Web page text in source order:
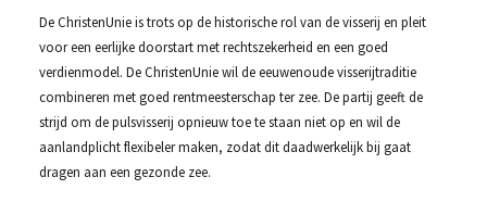
De ChristenUnie is trots op de historische rol van de visserij en pleit
voor een eerlijke doorstart met rechtszekerheid en een goed
verdienmodel. De ChristenUnie wil de eeuwenoude visserijtraditie
combineren met goed rentmeesterschap ter zee. De partij geeft de
strijd om de pulsvisserij opnieuw toe te staan niet op en wil de
aanlandplicht flexibeler maken, zodat dit daadwerkelijk bij gaat
dragen aan een gezonde zee.